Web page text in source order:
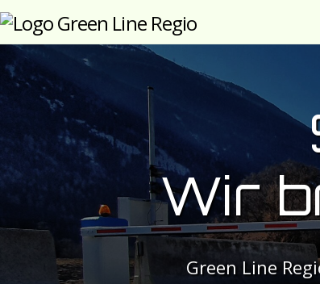
Skip
to
content
Wir
Green Line